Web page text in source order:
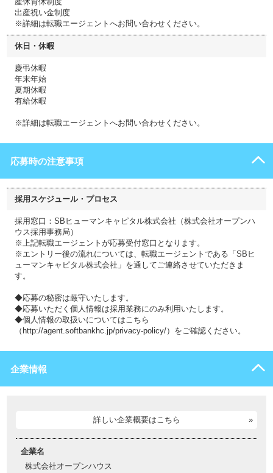
出産祝い金制度
※詳細は転職エージェントへお問い合わせください。
休日・休暇
慶弔休暇
年末年始
夏期休暇
有給休暇
※詳細は転職エージェントへお問い合わせください。
応募時の注意事項
採用スケジュール・プロセス
採用窓口：SBヒューマンキャピタル株式会社（株式会社オープンハ
ウス採用事務局）
※上記転職エージェントが応募受付窓口となります。
※エントリー後の流れについては、転職エージェントである「SBヒ
ューマンキャピタル株式会社」を通してご連絡させていただきま
す。
◆応募の秘密は厳守いたします。
◆応募いただく個人情報は採用業務にのみ利用いたします。
◆個人情報の取扱いについてはこちら
（http://agent.softbankhc.jp/privacy-policy/）をご確認ください。
企業情報
詳しい企業概要はこちら
企業名
株式会社オープンハウス